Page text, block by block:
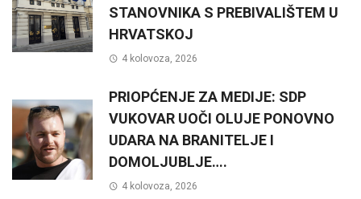
STANOVNIKA S PREBIVALIŠTEM U
HRVATSKOJ
4 kolovoza, 2026
PRIOPĆENJE ZA MEDIJE: SDP
VUKOVAR UOČI OLUJE PONOVNO
UDARA NA BRANITELJE I
DOMOLJUBLJE….
4 kolovoza, 2026